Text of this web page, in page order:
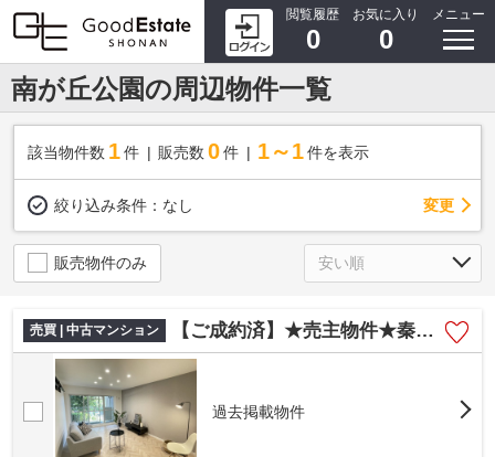
閲覧履歴
0
お気に入り
0
メニュー
南が丘公園の周辺物件一覧
該当物件数 1件 販売数 0 件 1～1 件を表示
絞り込み条件： なし 変更
販売物件のみ
売買 | 中古マンション 【ご成約済】★売主物件★秦野市南が丘リノベーションマンション
過去掲載物件